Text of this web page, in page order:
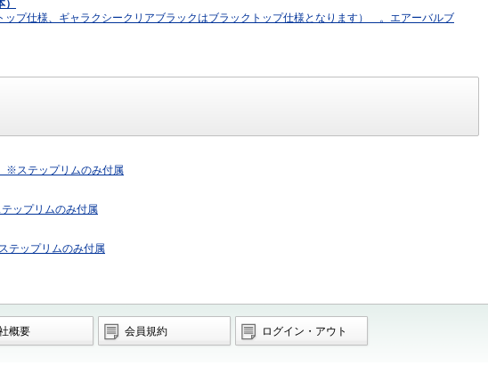
プ仕様、ギャラクシークリアブラックはブラックトップ仕様となります） 。エアーバルブ
※ステップリムのみ付属
ップリムのみ付属
テップリムのみ付属
概要 会員規約 ログイン・アウト